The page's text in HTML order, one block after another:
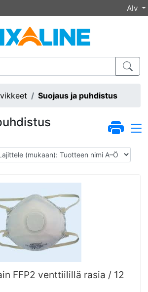
Alv
Suojaus ja puhdistus
FFP2 venttiilillä rasia / 12